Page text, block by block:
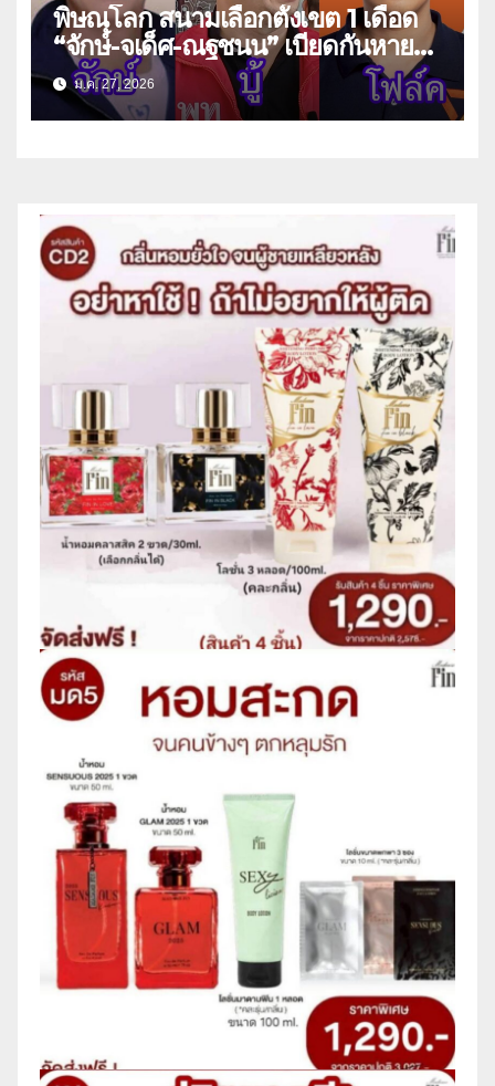
พิษณุโลก สนามเลือกตั้งเขต 1 เดือด
“จักษ์-จเด็ศ-ณฐชนน” เบียดกันหายใจ
รดต้นคอ
ม.ค. 27, 2026